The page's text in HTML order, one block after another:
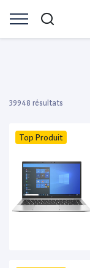
39948 résultats
Top Produit